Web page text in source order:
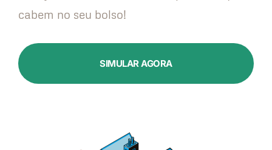
cabem no seu bolso!
SIMULAR AGORA